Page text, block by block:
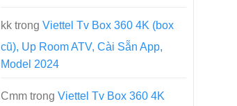
kk trong Viettel Tv Box 360 4K (box
cũ), Up Room ATV, Cài Sẵn App,
Model 2024
Cmm trong Viettel Tv Box 360 4K